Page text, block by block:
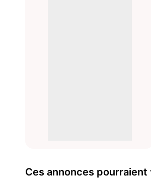
Ces annonces